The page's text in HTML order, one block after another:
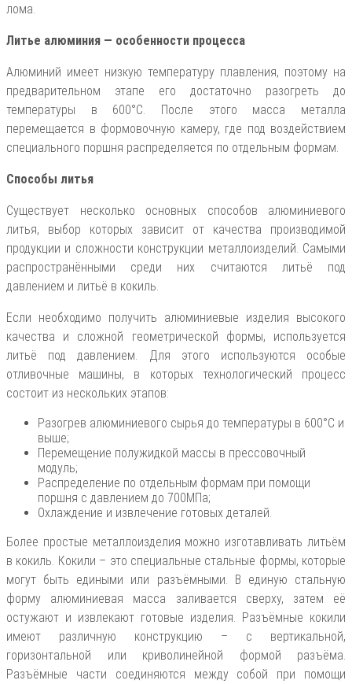
лома.
Литье алюминия — особенности процесса
Алюминий имеет низкую температуру плавления, поэтому на
предварительном этапе его достаточно разогреть до
температуры в 600°С. После этого масса металла
перемещается в формовочную камеру, где под воздействием
специального поршня распределяется по отдельным формам.
Способы литья
Существует несколько основных способов алюминиевого
литья, выбор которых зависит от качества производимой
продукции и сложности конструкции металлоизделий. Самыми
распространёнными среди них считаются литьё под
давлением и литьё в кокиль.
Если необходимо получить алюминиевые изделия высокого
качества и сложной геометрической формы, используется
литьё под давлением. Для этого используются особые
отливочные машины, в которых технологический процесс
состоит из нескольких этапов:
Разогрев алюминиевого сырья до температуры в 600°С и
выше;
Перемещение полужидкой массы в прессовочный
модуль;
Распределение по отдельным формам при помощи
поршня с давлением до 700МПа;
Охлаждение и извлечение готовых деталей.
Более простые металлоизделия можно изготавливать литьём
в кокиль. Кокили – это специальные стальные формы, которые
могут быть едиными или разъёмными. В единую стальную
форму алюминиевая масса заливается сверху, затем её
остужают и извлекают готовые изделия. Разъёмные кокили
имеют различную конструкцию – с вертикальной,
горизонтальной или криволинейной формой разъёма.
Разъёмные части соединяются между собой при помощи